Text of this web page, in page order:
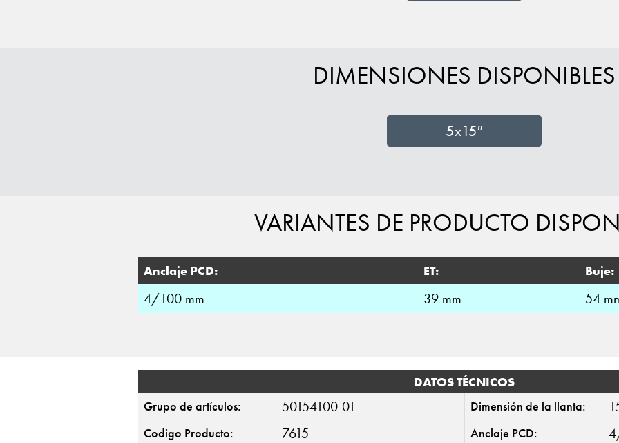
DIMENSIONES DISPONIBLES
5x15″
VARIANTES DE PRODUCTO
Anclaje PCD: ET: Buje:
4/100 mm 39 mm 54
DATOS TÉCNICOS
Grupo de artículos:
50154100-01
Codigo Producto: 7615
Dimensión de la llanta:
Anclaje PCD: